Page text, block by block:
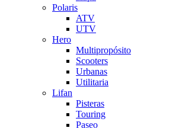
Polaris
ATV
UTV
Hero
Multipropósito
Scooters
Urbanas
Utilitaria
Lifan
Pisteras
Touring
Paseo